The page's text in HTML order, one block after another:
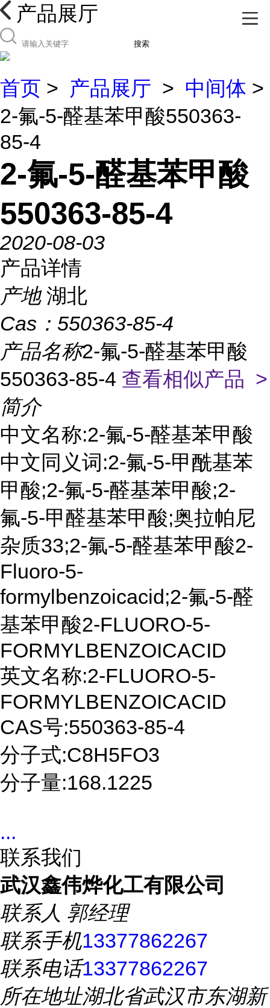
产品展厅
搜索
首页 > 产品展厅 > 中间体 >
2-氟-5-醛基苯甲酸550363-
85-4
2-氟-5-醛基苯甲酸
550363-85-4
2020-08-03
产品详情
产地 湖北
Cas： 550363-85-4
产品名称2-氟-5-醛基苯甲酸
550363-85-4 查看相似产品 >
简介
中文名称:2-氟-5-醛基苯甲酸
中文同义词:2-氟-5-甲酰基苯
甲酸;2-氟-5-醛基苯甲酸;2-
氟-5-甲醛基苯甲酸;奥拉帕尼
杂质33;2-氟-5-醛基苯甲酸2-
Fluoro-5-
formylbenzoicacid;2-氟-5-醛
基苯甲酸2-FLUORO-5-
FORMYLBENZOICACID
英文名称:2-FLUORO-5-
FORMYLBENZOICACID
CAS号:550363-85-4
分子式:C8H5FO3
分子量:168.1225
...
联系我们
武汉鑫伟烨化工有限公司
联系人 郭经理
联系手机13377862267
联系电话13377862267
所在地址湖北省武汉市东湖新